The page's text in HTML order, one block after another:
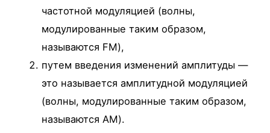
частотной модуляцией (волны,
модулированные таким образом,
называются FM),
путем введения изменений амплитуды —
это называется амплитудной модуляцией
(волны, модулированные таким образом,
называются AM).